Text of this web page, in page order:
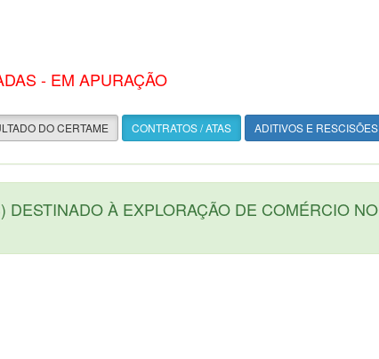
- EM APURAÇÃO
DO CERTAME CONTRATOS / ATAS ADITIVOS E RESCISÕES
À EXPLORAÇÃO DE COMÉRCIO NO